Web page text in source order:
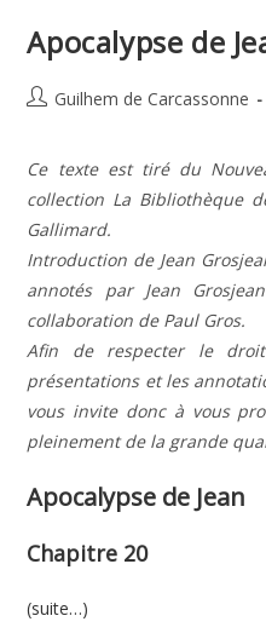
Apocalypse de
Auteur/autrice
publication :
Guilhem de Carcassonne
Ce texte est tiré du
collection La Bibliothèque
Gallimard.
Introduction de Jean
annotés par Jean
collaboration de Paul Gros.
Afin de respecter le droit
présentations et les
vous invite donc à vous
pleinement de la grande
Apocalypse de Jean
Chapitre 20
(suite…)